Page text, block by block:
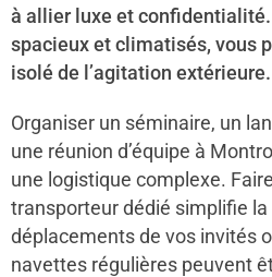
à allier luxe et
spacieux et climatisés, vous
isolé de l’agitation extérieure.
Organiser un séminaire, un
une réunion d’équipe à
une logistique complexe.
transporteur dédié simplifie
déplacements de vos invités
navettes régulières peuvent